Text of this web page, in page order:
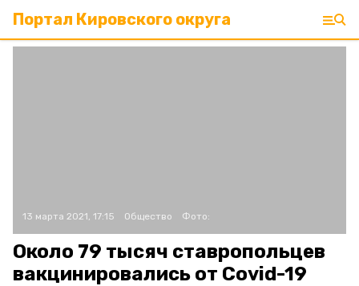
Портал Кировского округа
13 марта 2021, 17:15 Общество Фото:
Около 79 тысяч ставропольцев
вакцинировались от Covid-19